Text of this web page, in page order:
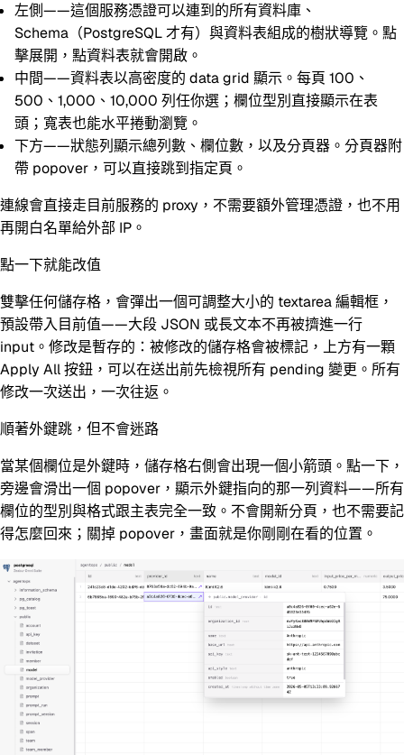
左側——這個服務憑證可以連到的所有資料庫、
Schema（PostgreSQL 才有）與資料表組成的樹狀導覽。點
擊展開，點資料表就會開啟。
中間——資料表以高密度的 data grid 顯示。每頁 100、
500、1,000、10,000 列任你選；欄位型別直接顯示在表
頭；寬表也能水平捲動瀏覽。
下方——狀態列顯示總列數、欄位數，以及分頁器。分頁器附
帶 popover，可以直接跳到指定頁。
連線會直接走目前服務的 proxy，不需要額外管理憑證，也不用
再開白名單給外部 IP。
點一下就能改值
雙擊任何儲存格，會彈出一個可調整大小的 textarea 編輯框，
預設帶入目前值——大段 JSON 或長文本不再被擠進一行
input。修改是暫存的：被修改的儲存格會被標記，上方有一顆
Apply All按鈕，可以在送出前先檢視所有 pending 變更。所有
修改一次送出，一次往返。
順著外鍵跳，但不會迷路
當某個欄位是外鍵時，儲存格右側會出現一個小箭頭。點一下，
旁邊會滑出一個 popover，顯示外鍵指向的那一列資料——所有
欄位的型別與格式跟主表完全一致。不會開新分頁，也不需要記
得怎麼回來；關掉 popover，畫面就是你剛剛在看的位置。